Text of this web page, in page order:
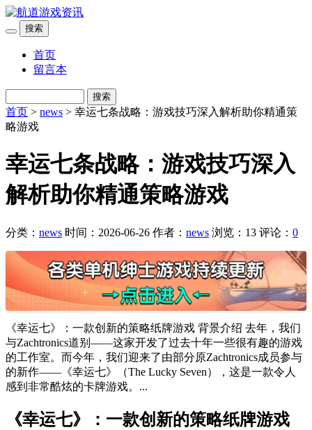
搜索
首页
留言本
搜索
首页 > news > 幸运七条战略：游戏技巧深入解析助你精通策
略游戏
幸运七条战略：游戏技巧深入
解析助你精通策略游戏
分类： news 时间：2026-06-26 作者： news 浏览：13 评论： 0
《幸运七》：一款创新的策略纸牌游戏 背景介绍 去年，我们
与Zachtronics道别——这家开发了过去十年一些很有趣的游戏
的工作室。而今年，我们迎来了由部分原Zachtronics成员参与
的新作——《幸运七》（The Lucky Seven），这是一款令人
感到非常酷炫的卡牌游戏。...
《幸运七》：一款创新的策略纸牌游戏